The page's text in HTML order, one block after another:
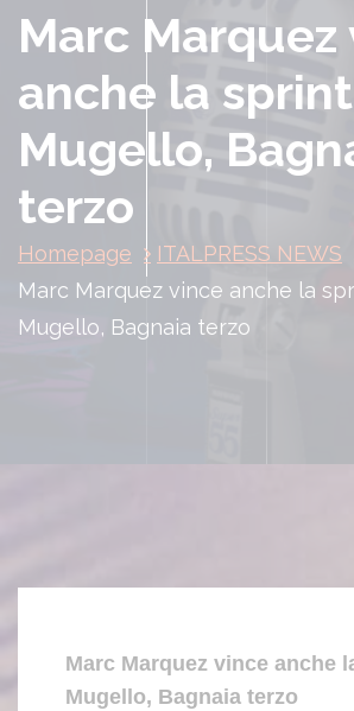
Marc Marquez
anche la
Mugello,
terzo
Homepage
ITALPRESS NEWS
Marc Marquez vince anche la
Mugello, Bagnaia terzo
Marc Marquez vince anche
Mugello, Bagnaia terzo